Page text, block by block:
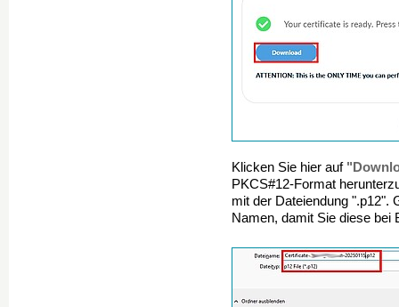
Klicken Sie hier auf
PKCS#12-Format
mit der Dateiendung ".p12".
Namen, damit Sie diese bei